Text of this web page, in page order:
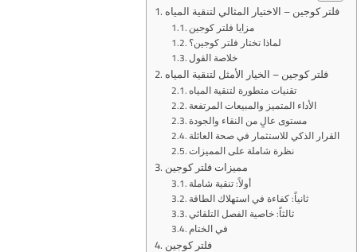
فلتر كوجين – الاختيار المثالي لتنقية المياه
مزايا فلتر كوجين
لماذا تختار فلتر كوجين؟
خلاصة القول
فلتر كوجين – الخيار الأمثل لتنقية المياه
تقنيات متطورة لتنقية المياه
الأداء المتميز والمبيعات المرتفعة
مستوى عالٍ من النقاء والجودة
القرار الذكي للاستثمار في صحة العائلة
نظرة شاملة على المميزات
مميزات فلتر كوجين
أولاً: تنقية شاملة
ثانياً: كفاءة في استهلاك الطاقة
ثالثاً: خاصية الفصل التلقائي
في الختام
فلتر كوجين